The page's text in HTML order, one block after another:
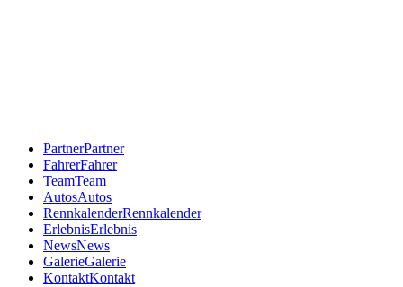
PartnerPartner
FahrerFahrer
TeamTeam
AutosAutos
RennkalenderRennkalender
ErlebnisErlebnis
NewsNews
GalerieGalerie
KontaktKontakt